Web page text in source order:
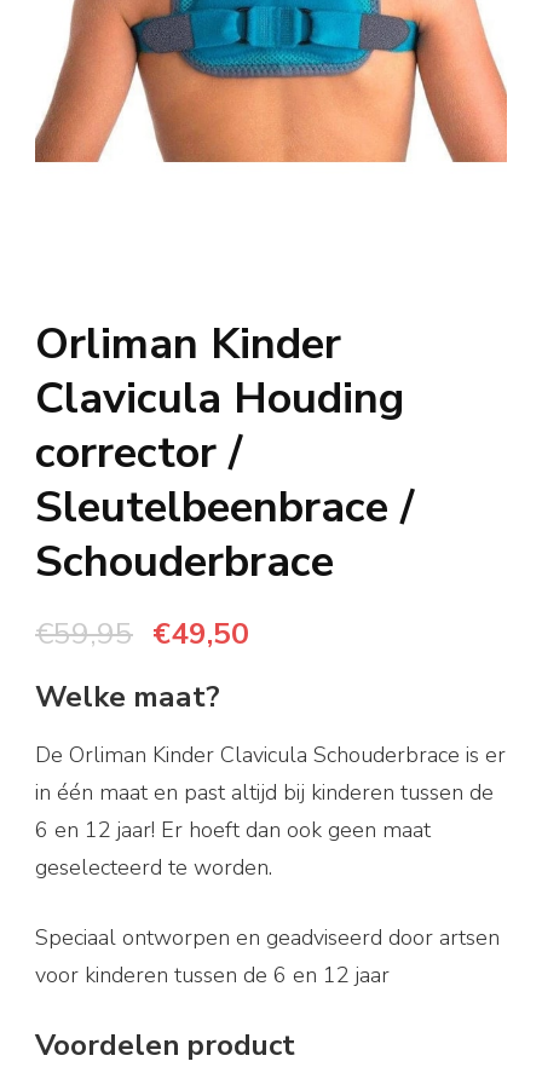
Orliman Kinder
Clavicula Houding
corrector /
Sleutelbeenbrace /
Schouderbrace
€59,95 Oorspronkelijke
was:
€59,95.
€49,50
€49,50.
Welke maat?
De Orliman Kinder Clavicula Schouderbrace is er
in één maat en past altijd bij kinderen tussen de
6 en 12 jaar! Er hoeft dan ook geen maat
geselecteerd te worden.
Speciaal ontworpen en geadviseerd door artsen
voor kinderen tussen de 6 en 12 jaar
Voordelen product